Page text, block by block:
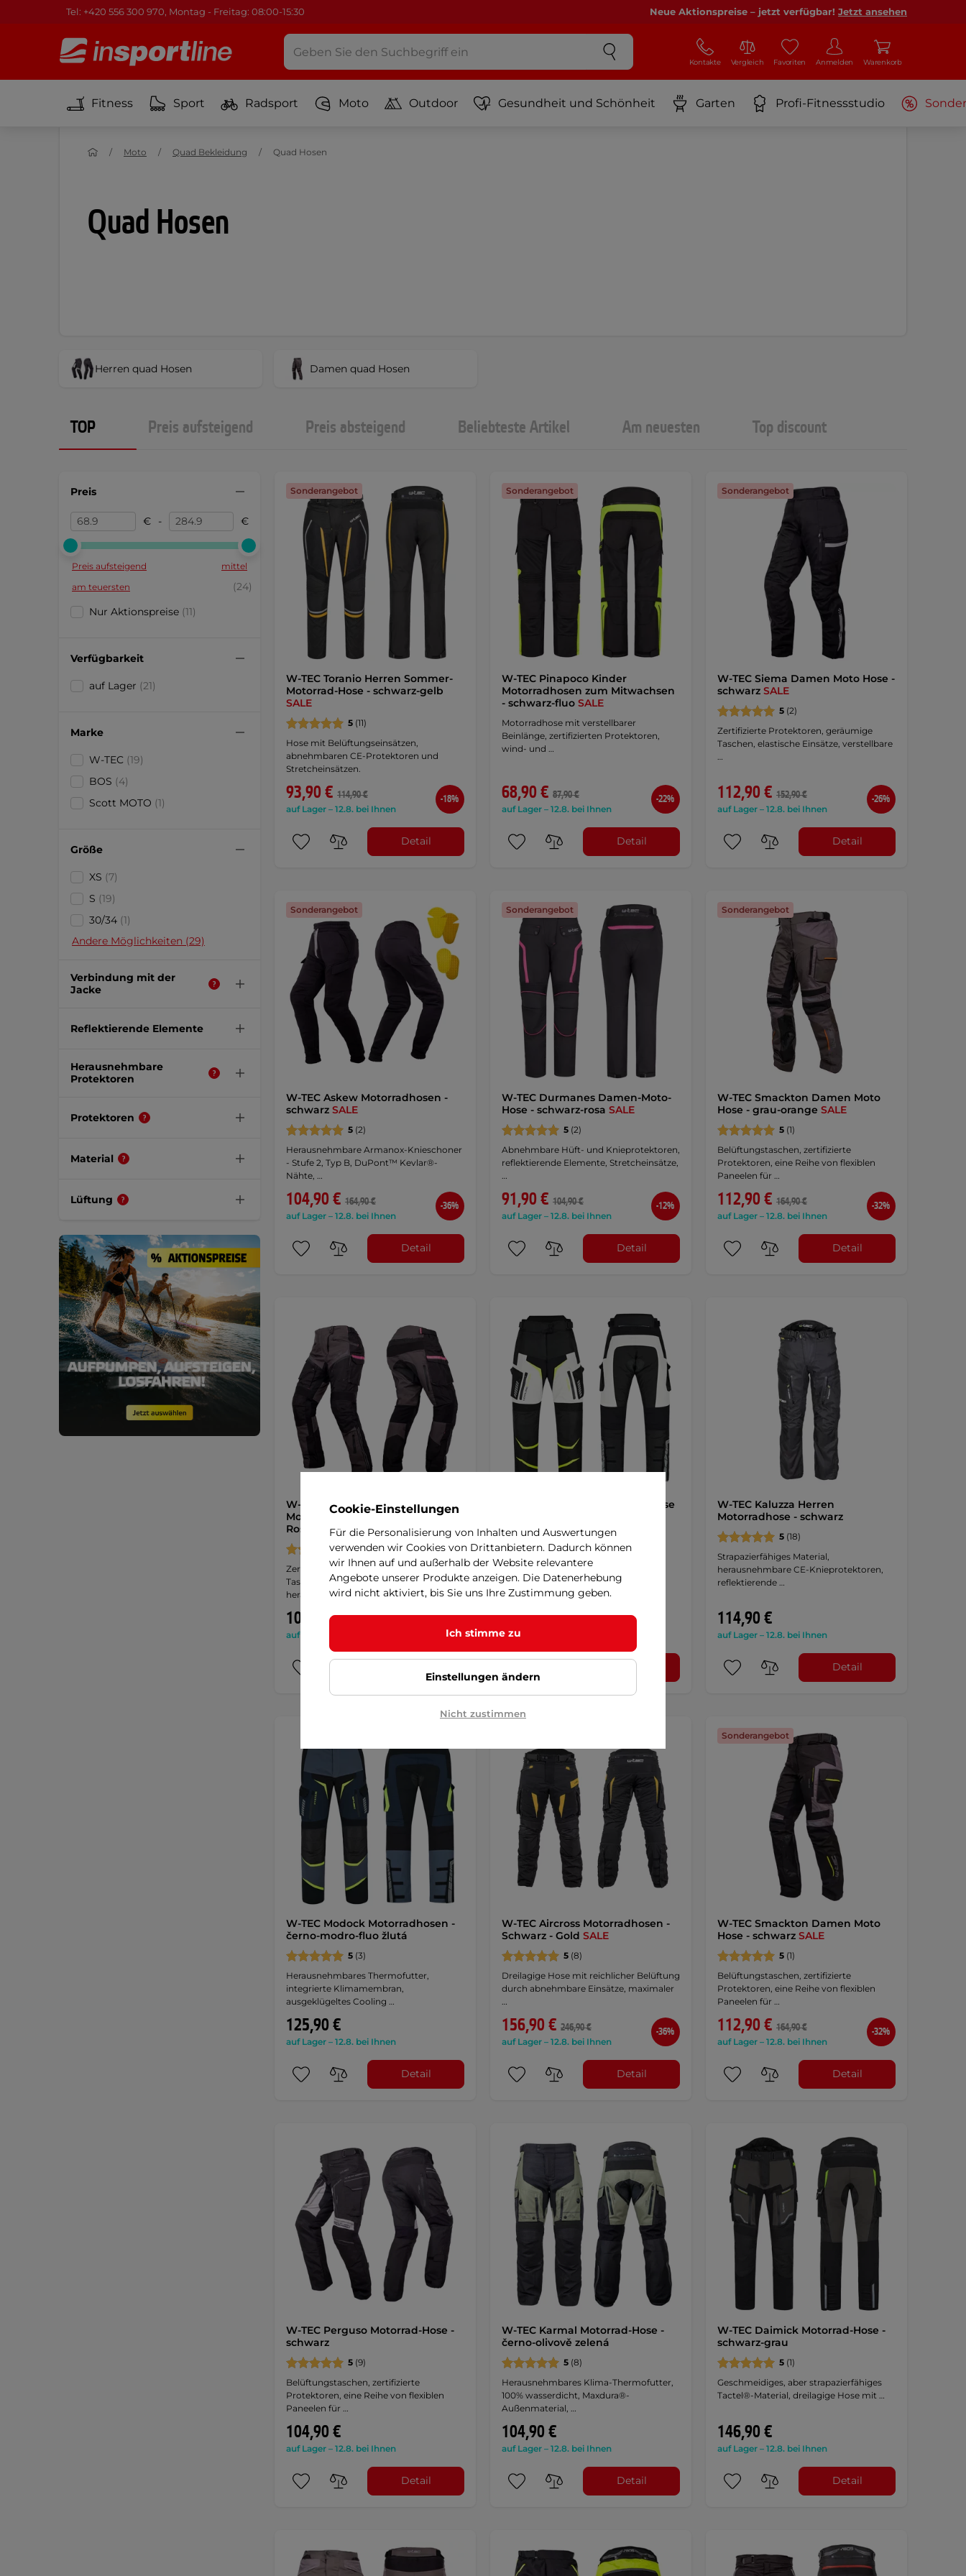
Tel: +420 556 300 970, Montag - Freitag: 08:00-15:30 Neue Aktionspreise – jetzt verfügbar! Jetzt ansehen
Kontakte Vergleich Favoriten Anmelden Warenkorb
Fitness Sport Radsport Moto Outdoor Gesundheit und Schönheit Garten Profi-Fitnessstudio
Quad Hosen
Moto Quad Bekleidung Quad Hosen
Herren quad Hosen Damen quad Hosen
TOP Preis aufsteigend Preis absteigend Beliebteste Artikel Am neuesten Top discount
Preis
€ - €
Preis aufsteigend
mittel
am teuersten
(24)
Nur Aktionspreise (11)
Verfügbarkeit
auf Lager (21)
Marke
W-TEC (19)
BOS (4)
Scott MOTO (1)
Größe
XS (7)
S (19)
30/34 (1)
Andere Möglichkeiten (29)
Verbindung mit der
Jacke
Reflektierende Elemente
Herausnehmbare
Protektoren
Protektoren
Material
Lüftung
Sonderangebot
W-TEC Toranio Herren Sommer-
Motorrad-Hose - schwarz-gelb
SALE
5 (11)
Hose mit Belüftungseinsätzen,
abnehmbaren CE-Protektoren und
Stretcheinsätzen.
93,90 € 114,90 €
auf Lager – 12.8. bei Ihnen
-18%
Detail
Sonderangebot
W-TEC Pinapoco Kinder
Motorradhosen zum Mitwachsen
- schwarz-fluo SALE
Motorradhose mit verstellbarer
Beinlänge, zertifizierten Protektoren,
wind- und …
68,90 € 87,90 €
auf Lager – 12.8. bei Ihnen
-22%
Detail
Sonderangebot
W-TEC Siema Damen Moto Hose -
schwarz SALE
5(2)
Zertifizierte Protektoren, geräumige
Taschen, elastische Einsätze, verstellbare
112,90 € 152,90 €
auf Lager – 12.8. bei Ihnen
-26%
Detail
Sonderangebot
W-TEC Askew Motorradhosen -
schwarz SALE
5 (2)
Herausnehmbare Armanox-Knieschoner
- Stufe 2, Typ B, DuPont™ Kevlar®-
Nähte, …
104,90 € 164,90 €
auf Lager – 12.8. bei Ihnen
-36%
Detail
Sonderangebot
W-TEC Durmanes Damen-Moto-
Hose - schwarz-rosa SALE
5(2)
Abnehmbare Hüft- und Knieprotektoren,
reflektierende Elemente, Stretcheinsätze,
91,90 € 104,90 €
auf Lager – 12.8. bei Ihnen
-12%
Detail
Sonderangebot
W-TEC Smackton Damen Moto
Hose - grau-orange SALE
5(1)
Belüftungstaschen, zertifizierte
Protektoren, eine Reihe von flexiblen
Paneelen für …
112,90 € 164,90 €
auf Lager – 12.8. bei Ihnen
-32%
Detail
W-TEC Barbata Damen-
Motorradhose - Schwarz-Grau-
Rosa
5(5)
Zertifizierte Protektoren, geräumige
Taschen, elastische Einsätze,
herausnehmbares …
104,90 €
auf Lager – 12.8. bei Ihnen
W-TEC Warao Damen-Moto-Hose
5(1)
Wasserdichte Motorradhose mit CE-
Protektoren, integrierter
Klimamembran, …
93,90 €
auf Lager – 12.8. bei Ihnen
Detail
W-TEC Kaluzza Herren
Motorradhose - schwarz
5(18)
Strapazierfähiges Material,
herausnehmbare CE-Knieprotektoren,
reflektierende …
114,90 €
auf Lager – 12.8. bei Ihnen
Detail
W-TEC Modock Motorradhosen -
černo-modro-fluo žlutá
5 (3)
Herausnehmbares Thermofutter,
integrierte Klimamembran,
ausgeklügeltes Cooling …
125,90 €
auf Lager – 12.8. bei Ihnen
Detail
W-TEC Aircross Motorradhosen -
Schwarz - Gold SALE
5(8)
Dreilagige Hose mit reichlicher Belüftung
durch abnehmbare Einsätze, maximaler
156,90 € 246,90 €
auf Lager – 12.8. bei Ihnen
-36%
Detail
Sonderangebot
W-TEC Smackton Damen Moto
Hose - schwarz SALE
5(1)
Belüftungstaschen, zertifizierte
Protektoren, eine Reihe von flexiblen
Paneelen für …
112,90 € 164,90 €
auf Lager – 12.8. bei Ihnen
-32%
Detail
W-TEC Perguso Motorrad-Hose -
schwarz
5 (9)
Belüftungstaschen, zertifizierte
Protektoren, eine Reihe von flexiblen
Paneelen für …
104,90 €
auf Lager – 12.8. bei Ihnen
Detail
W-TEC Karmal Motorrad-Hose -
černo-olivově zelená
5(8)
Herausnehmbares Klima-Thermofutter,
100% wasserdicht, Maxdura®-
Außenmaterial, …
104,90 €
auf Lager – 12.8. bei Ihnen
Detail
W-TEC Daimick Motorrad-Hose -
schwarz-grau
5(1)
Geschmeidiges, aber strapazierfähiges
Tactel®-Material, dreilagige Hose mit …
146,90 €
auf Lager – 12.8. bei Ihnen
Detail
Cookie-Einstellungen
Für die Personalisierung von Inhalten und Auswertungen
verwenden wir Cookies von Drittanbietern. Dadurch können
wir Ihnen auf und außerhalb der Website relevantere
Angebote unserer Produkte anzeigen. Die Datenerhebung
wird nicht aktiviert, bis Sie uns Ihre Zustimmung geben.
Ich stimme zu
Einstellungen ändern
Nicht zustimmen